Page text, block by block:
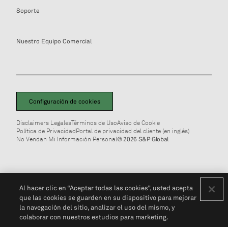
Soporte
Nuestro Equipo Comercial
Configuración de cookies
Disclaimers LegalesTérminos de UsoAviso de Cookie
Política de PrivacidadPortal de privacidad del cliente (en inglés)
No Vendan Mi Información Personal© 2026 S&P Global
Al hacer clic en “Aceptar todas las cookies”, usted acepta
que las cookies se guarden en su dispositivo para mejorar
la navegación del sitio, analizar el uso del mismo, y
colaborar con nuestros estudios para marketing.